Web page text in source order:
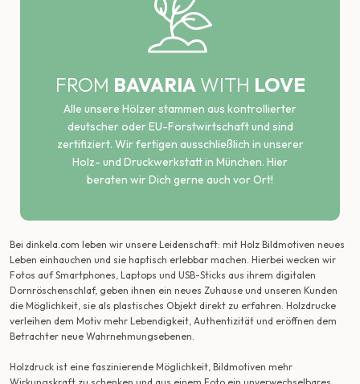
FROM BAVARIA WITH LOVE
Alle unsere Hölzer stammen aus kontrollierter
deutscher oder EU-Forstwirtschaft und sind
zertifiziert. Wir fertigen ausschließlich in unserer
Holz- und Druckwerkstatt in München. Hier
beraten wir Dich gerne auch vor Ort!
Bei dinkela.com leben wir unsere Leidenschaft: mit Holz Bildmotiven neues
Leben einhauchen und sie haptisch erlebbar machen. Hierbei wecken wir
Fotos auf Smartphones, Laptops und USB-Sticks aus ihrem digitalen
Dornröschenschlaf, geben ihnen ein neues Zuhause und unseren Kunden
die Möglichkeit, sie als plastisches Objekt direkt zu erfahren. Holzdrucke
verleihen dem Motiv mehr Lebendigkeit, Authentizität und eröffnen dem
Betrachter neue Wahrnehmungsebenen.
Holzdruck ist eine faszinierende Möglichkeit, Bildmotiven mehr